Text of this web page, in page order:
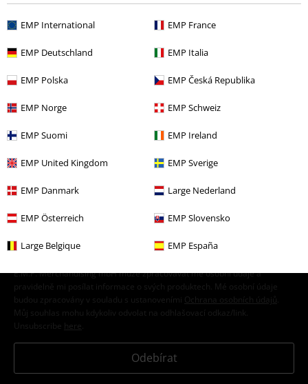
EMP International EMP France
EMP Deutschland EMP Italia
EMP Polska EMP Česká Republika
EMP Norge EMP Schweiz
EMP Suomi EMP Ireland
EMP United Kingdom EMP Sverige
EMP Danmark Large Nederland
EMP Österreich EMP Slovensko
Large Belgique EMP España
E-Mail Newsletter
Získejte 20% slevový poukaz, když se přihlásíte
teď!Více
E.M.P. Merchandising mbH může zpracovávat mé osobní údaje a
pravidelně mi posílat informace o svých produktech. Mé osobní údaje
budou zpracovány v souladu s ustanoveními
Ochrana osobních údajů
Můj souhlas mohu kdykoliv odvolat na odhlašovací odkaz/link.
Unsubscribe here
Odebírat